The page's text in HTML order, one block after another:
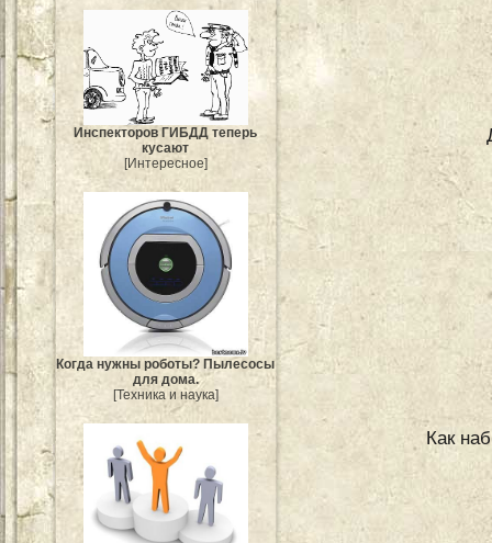
Инспекторов ГИБДД теперь
кусают
[Интересное]
Когда нужны роботы? Пылесосы
для дома.
[Техника и наука]
Как